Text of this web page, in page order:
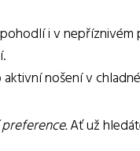
i v nepříznivém
nošení v
Ať už